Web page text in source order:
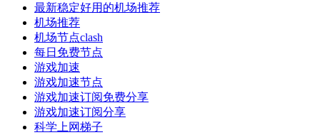
最新稳定好用的机场推荐
机场推荐
机场节点clash
每日免费节点
游戏加速
游戏加速节点
游戏加速订阅免费分享
游戏加速订阅分享
科学上网梯子